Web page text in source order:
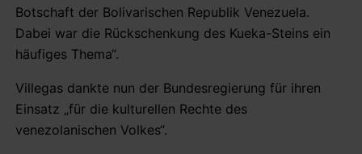
Botschaft der Bolivarischen Republik Venezuela.
Dabei war die Rückschenkung des Kueka-Steins ein
häufiges Thema“.
Villegas dankte nun der Bundesregierung für ihren
Einsatz „für die kulturellen Rechte des
venezolanischen Volkes“.